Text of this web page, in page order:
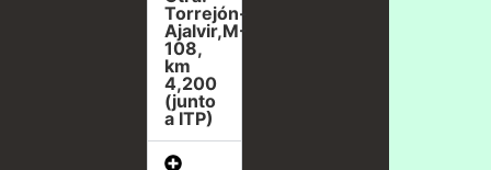
Torrejón-
Ajalvir,M-
108,
km
4,200
(junto
a ITP)